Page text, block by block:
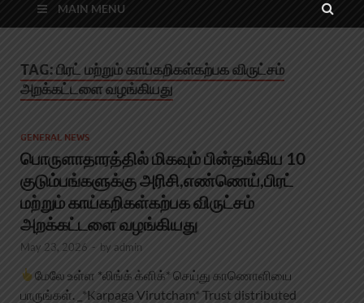
MAIN MENU
TAG:பிரட் மற்றும் காய்கறிகள்கற்பக விருட்சம்
அறக்கட்டளை வழங்கியது
GENERAL NEWS
பொருளாதாரத்தில் மிகவும் பின்தங்கிய 10
குடும்பங்களுக்கு அரிசி,எண்ணெய்,பிரட்
மற்றும் காய்கறிகள்கற்பக விருட்சம்
அறக்கட்டளை வழங்கியது
May 23, 2026 - by admin
மேலே உள்ள *லிங்க் க்ளிக்* செய்து காணொளியை
பாருங்கள். _*Karpaga Virutcham* Trust distributed